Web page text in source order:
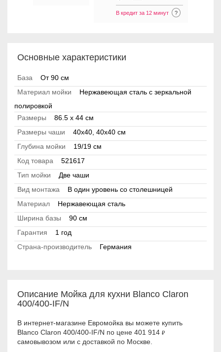
В кредит за 12 минут ?
Основные характеристики
База
От 90 см
Материал мойки
Нержавеющая сталь с зеркальной
полировкой
Размеры
86.5 x 44 см
Размеры чаши
40х40, 40х40 см
Глубина мойки
19/19 см
Код товара
521617
Тип мойки
Две чаши
Вид монтажа
В один уровень со столешницей
Материал
Нержавеющая сталь
Ширина базы
90 см
Гарантия
1 год
Страна-производитель
Германия
Описание Мойка для кухни Blanco Claron
400/400-IF/N
В интернет-магазине Евромойка вы можете купить
Blanco Claron 400/400-IF/N по цене 401 914 ₽
самовывозом или с доставкой по Москве.